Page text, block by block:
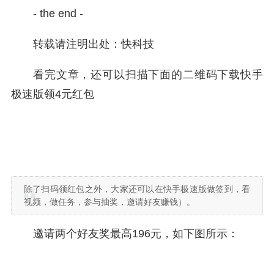
- the end -
转载请注明出处：快科技
看完文章，还可以扫描下面的二维码下载快手
极速版领4元红包
除了扫码领红包之外，大家还可以在快手极速版做签到，看
视频，做任务，参与抽奖，邀请好友赚钱）。
邀请两个好友奖最高196元，如下图所示：